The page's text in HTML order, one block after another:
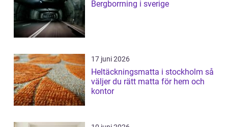
Bergborrning i sverige
17 juni 2026
Heltäckningsmatta i stockholm så
väljer du rätt matta för hem och
kontor